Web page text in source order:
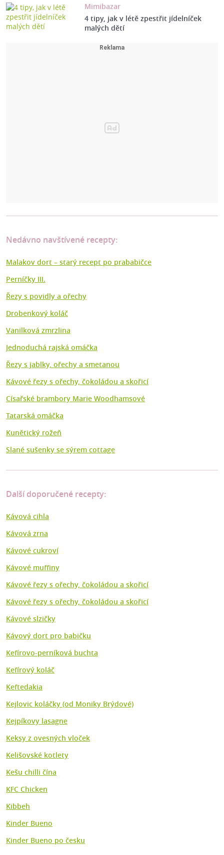
Mimibazar
4 tipy, jak v létě zpestřit jídelníček
malých dětí
Nedávno navštívené recepty:
Malakov dort –⁠ starý recept po prababičce
Perníčky III.
Řezy s povidly a ořechy
Drobenkový koláč
Vanilková zmrzlina
Jednoduchá rajská omáčka
Řezy s jablky, ořechy a smetanou
Kávové řezy s ořechy, čokoládou a skořicí
Císařské brambory Marie Woodhamsové
Tatarská omáčka
Kunětický rožeň
Slané sušenky se sýrem cottage
Další doporučené recepty:
Kávová cihla
Kávová zrna
Kávové cukroví
Kávové muffiny
Kávové řezy s ořechy, čokoládou a skořicí
Kávové řezy s ořechy, čokoládou a skořicí
Kávové slzičky
Kávový dort pro babičku
Kefírovo-perníková buchta
Kefírový koláč
Keftedakia
Kejlovic koláčky (od Moniky Brýdové)
Kejpíkovy lasagne
Keksy z ovesných vloček
Kelišovské kotlety
Kešu chilli čína
KFC Chicken
Kibbeh
Kinder Bueno
Kinder Bueno po česku